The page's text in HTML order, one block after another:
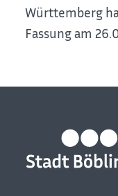
Württemberg
Fassung am